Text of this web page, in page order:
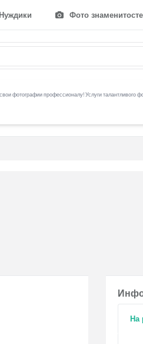
Нуждики Фото
фотографии профессионалу! Услуги талантливого
На